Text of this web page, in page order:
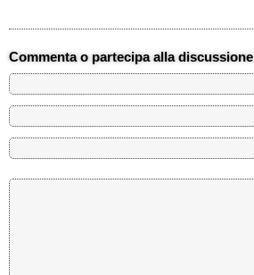
Commenta o partecipa alla discussione